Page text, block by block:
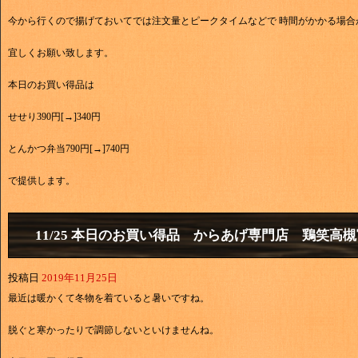
今から行くので揚げておいてでは注文量とピークタイムなどで 時間がかかる場
宜しくお願い致します。
本日のお買い得品は
せせり390円[→]340円
とんかつ弁当790円[→]740円
で提供します。
11/25 本日のお買い得品 からあげ専門店 鶏笑高槻
投稿日 2019年11月25日
最近は暖かくて冬物を着ていると暑いですね。
脱ぐと寒かったりで調節しないといけませんね。